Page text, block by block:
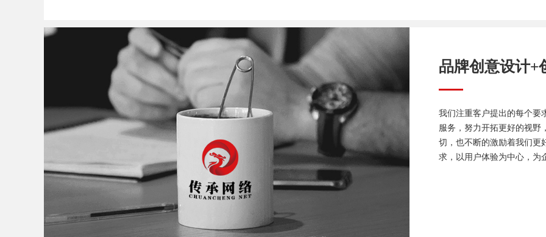
品牌创意设计+
我们注重客户提出的每个要
服务，努力开拓更好的视野
切，也不断的激励着我们更
求，以用户体验为中心，为